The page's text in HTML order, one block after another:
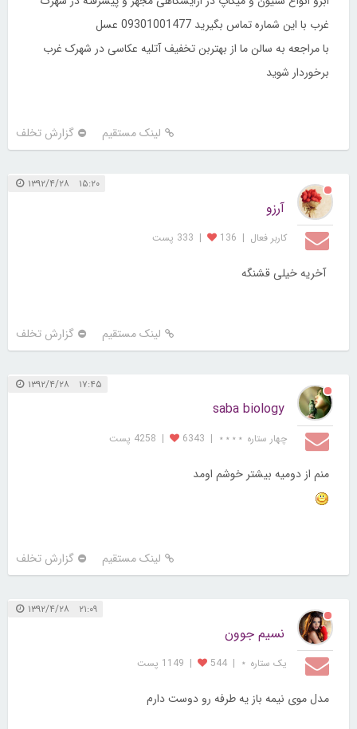
غرب با این شماره تماس بگیرید 09301001477 عسل
با مراجعه به سالن ما از بهتربن تخفیف آتلیه عکاسی در شهرک غرب
برخوردار شوید
لینک مستقیم گزارش تخلف
۱۵:۲۰ ۱۳۹۲/۴/۲۸
آرزو
کاربر فعال |
136
| 333 پست
آخریه خیلی قشنگه
لینک مستقیم گزارش تخلف
۱۷:۴۵ ۱۳۹۲/۴/۲۸
saba biology
چهار ستاره ⋆⋆⋆⋆ |
6343
| 4258 پست
منم از دومیه بیشتر خوشم اومد
لینک مستقیم گزارش تخلف
۲۱:۰۹ ۱۳۹۲/۴/۲۸
نسیم جوون
یک ستاره ⋆ |
544
| 1149 پست
مدل موی نیمه باز یه طرفه رو دوست دارم